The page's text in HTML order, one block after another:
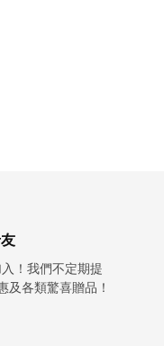
！我們不定期提
及各類驚喜贈品！